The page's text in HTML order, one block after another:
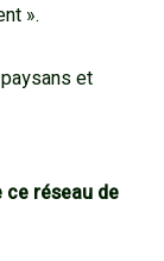
».
et
réseau de